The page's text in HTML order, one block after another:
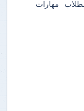
مهارات